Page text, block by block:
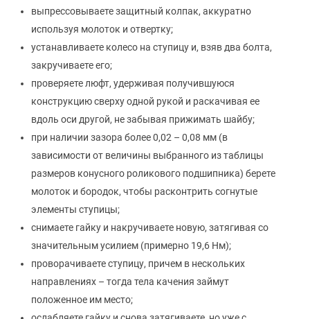
выпрессовываете защитный колпак, аккуратно
используя молоток и отвертку;
устанавливаете колесо на ступицу и, взяв два болта,
закручиваете его;
проверяете люфт, удерживая получившуюся
конструкцию сверху одной рукой и раскачивая ее
вдоль оси другой, не забывая прижимать шайбу;
при наличии зазора более 0,02 – 0,08 мм (в
зависимости от величины выбранного из таблицы
размеров конусного роликового подшипника) берете
молоток и бородок, чтобы расконтрить согнутые
элементы ступицы;
снимаете гайку и накручиваете новую, затягивая со
значительным усилием (примерно 19,6 Нм);
проворачиваете ступицу, причем в нескольких
направлениях – тогда тела качения займут
положенное им место;